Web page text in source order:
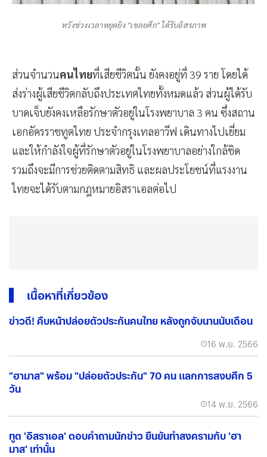
หวังช่วงเวลาหยุดยิง "เชลยศึก" ได้รับอิสรภาพ
ส่วนจำนวนคนไทยที่เสียชีวิตนั้น ยังคงอยู่ที่ 39 ราย โดยได้
ส่งร่างผู้เสียชีวิตกลับถึงประเทศไทยทั้งหมดแล้ว ส่วนผู้ได้รับ
บาดเจ็บยังคงเหลือรักษาตัวอยู่ในโรงพยาบาล 3 คน ซึ่งสถาน
เอกอัครราชทูตไทย ประจำกรุงเทลอาวีฟ เดินทางไปเยี่ยม
และให้กำลังใจผู้ที่รักษาตัวอยู่ในโรงพยาบาลอย่างใกล้ชิด
รวมถึงจะมีการช่วยติดตามสิทธิ และผลประโยชน์ที่แรงงาน
ไทยจะได้รับตามกฎหมายอิสราเอลต่อไป
เนื้อหาที่เกี่ยวข้อง
ข่าวดี! คืบหน้าปล่อยตัวประกันคนไทย หลังถูกจับนานนับเดือน
16 พ.ย. 2566
"ฮามาส" พร้อม "ปล่อยตัวประกัน" 70 คน แลกการสงบศึก 5
วัน
14 พ.ย. 2566
ทูต 'อิสราเอล' ตอบคำถามนักข่าว ยืนยันทำสงครามกับ 'ฮา
มาส' เท่านั้น